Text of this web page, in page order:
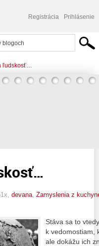
Registrácia Prihlásenie
ľudskosť…
devana Zamyslenia z
Stáva sa to
k vedomostiam,
ale dokážu ich